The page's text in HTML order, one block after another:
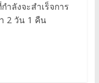
ลังจะสำเร็จการ
2 วัน 1 คืน